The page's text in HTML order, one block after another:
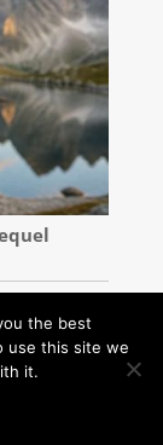
the best
use this site we
it.